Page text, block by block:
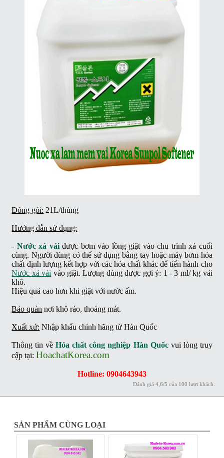
Đóng gói: 21L/thùng
Hướng dẫn sử dụng:
- Nước xả vảiđược bơm vào lồng giặt vào chu trình xả cuối
cùng. Người dùng có thể sử dụng bằng tay hoặc máy bơm hóa
chất định lượng kết hợp với các hóa chất khác để tiến hành cho
Nước xả vải vào giặt. Lượng dùng được gợi ý: 1 - 3 ml/ kg vải
khô.
Hiệu quả cao hơn khi giặt với nước ấm.
Bảo quản nơi khô ráo, thoáng mát.
Xuất xứ: Nhập khẩu chính hãng từ Hàn Quốc
Thông tin vềHóa chất công nghiệp Hàn Quốcvui lòng truy
cập tại: HoachatKorea.com
Hotline: 0904643943
Đánh giá 4,6/5 của 100 lượt khách.
SẢN PHẨM CÙNG LOẠI